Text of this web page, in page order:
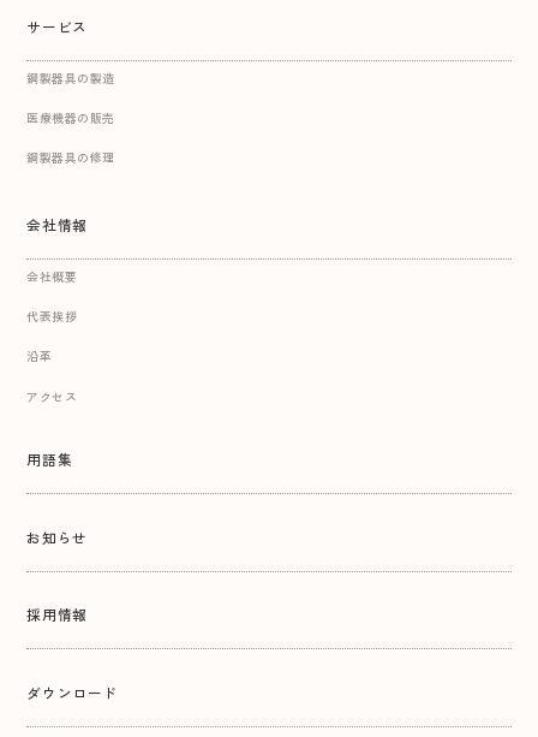
サービス
鋼製器具の製造
医療機器の販売
鋼製器具の修理
会社情報
会社概要
代表挨拶
沿革
アクセス
用語集
お知らせ
採用情報
ダウンロード